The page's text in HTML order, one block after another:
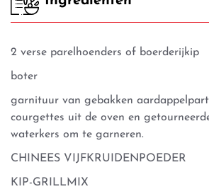
2 verse parelhoenders of boerderijkip
boter
garnituur van gebakken
courgettes uit de oven en
waterkers om te garneren.
CHINEES VIJFKRUIDENPOEDER
KIP-GRILLMIX